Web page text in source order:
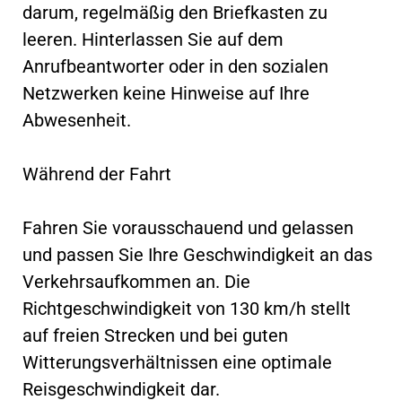
darum, regelmäßig den Briefkasten zu
leeren. Hinterlassen Sie auf dem
Anrufbeantworter oder in den sozialen
Netzwerken keine Hinweise auf Ihre
Abwesenheit.
Während der Fahrt
Fahren Sie vorausschauend und gelassen
und passen Sie Ihre Geschwindigkeit an das
Verkehrsaufkommen an. Die
Richtgeschwindigkeit von 130 km/h stellt
auf freien Strecken und bei guten
Witterungsverhältnissen eine optimale
Reisgeschwindigkeit dar.